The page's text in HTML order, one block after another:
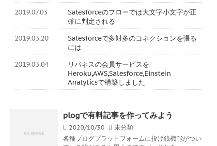
2019.07.03
Salesforceのフローでは大文字小文字が正
確に判定される
2019.03.20
Salesforceで多対多のコネクションを張る
には
2019.03.04
リバネスの会員サービスを
Heroku,AWS,Salesforce,Einstein
Analyticsで構築しました
plogで有料記事を作ってみよう
2020/10/30
未分類
各種ブログプラットフォームに投げ銭機能がつい